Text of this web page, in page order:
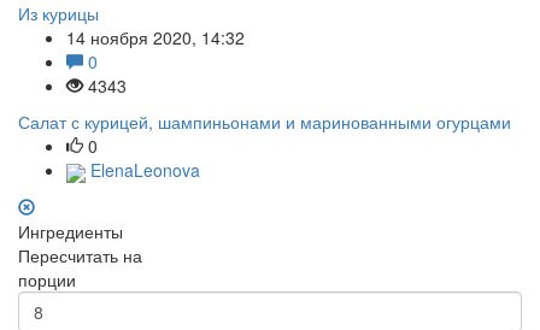
Из курицы
14 ноября 2020, 14:32
0
4343
Салат с курицей, шампиньонами и маринованными огурцами
0
ElenaLeonova
Ингредиенты
Пересчитать на
порции